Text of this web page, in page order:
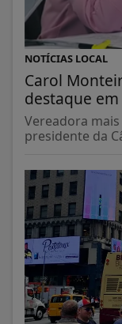
NOTÍCIAS LOCAL
Carol
destaque
Vereadora
presidente da